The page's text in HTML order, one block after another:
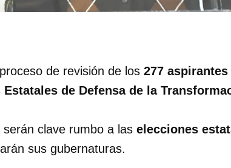
de revisión de los 277 aspirantes
de Defensa de la
clave rumbo a las elecciones
sus gubernaturas.